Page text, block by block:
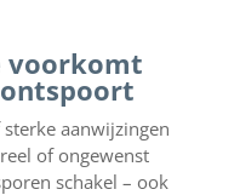
voorkomt
aanwijzingen
of ongewenst
schakel – ook